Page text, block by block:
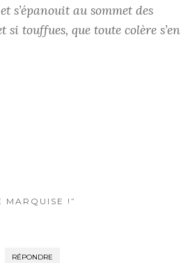
s’épanouit au sommet des
touffues, que toute colère s’en
MARQUISE !”
RÉPONDRE